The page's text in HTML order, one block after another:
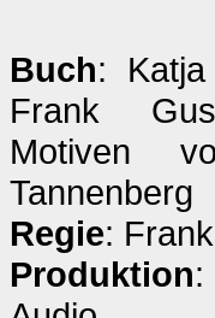
Buch:
Frank
Motiven
Tannenberg
Regie:
Produktion